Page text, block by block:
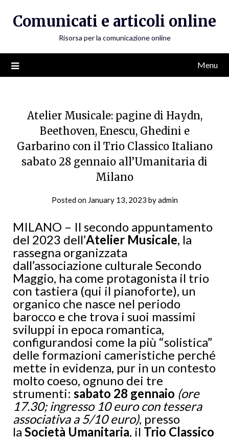
Comunicati e articoli online
Risorsa per la comunicazione online
Menu
Atelier Musicale: pagine di Haydn,
Beethoven, Enescu, Ghedini e
Garbarino con il Trio Classico Italiano
sabato 28 gennaio all’Umanitaria di
Milano
Posted on January 13, 2023 byadmin
MILANO – Il secondo appuntamento
del 2023 dell’Atelier Musicale, la
rassegna organizzata
dall’associazione culturale Secondo
Maggio, ha come protagonista il trio
con tastiera (qui il pianoforte), un
organico che nasce nel periodo
barocco e che trova i suoi massimi
sviluppi in epoca romantica,
configurandosi come la più “solistica”
delle formazioni cameristiche perché
mette in evidenza, pur in un contesto
molto coeso, ognuno dei tre
strumenti: sabato 28 gennaio (ore
17.30; ingresso 10 euro con tessera
associativa a 5/10 euro), presso
la Società Umanitaria, il Trio Classico